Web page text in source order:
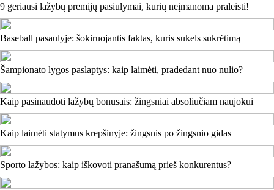
9 geriausi lažybų premijų pasiūlymai, kurių neįmanoma praleisti!
Baseball pasaulyje: šokiruojantis faktas, kuris sukels sukrėtimą
Šampionato lygos paslaptys: kaip laimėti, pradedant nuo nulio?
Kaip pasinaudoti lažybų bonusais: žingsniai absoliučiam naujokui
Kaip laimėti statymus krepšinyje: žingsnis po žingsnio gidas
Sporto lažybos: kaip iškovoti pranašumą prieš konkurentus?